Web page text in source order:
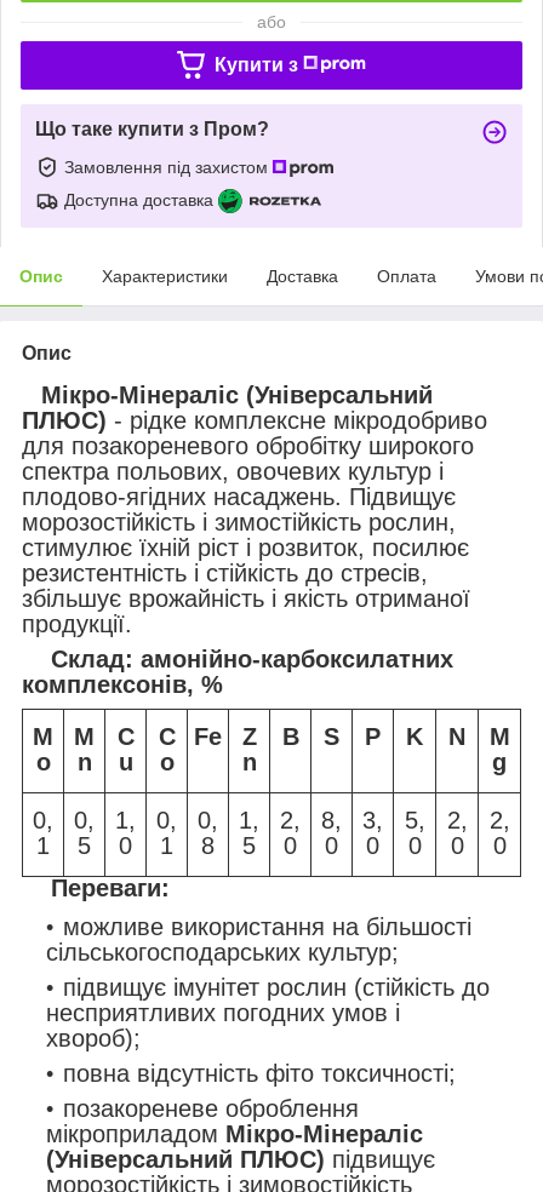
або
Купити з
Що таке купити з Пром?
Замовлення під захистом
Доступна доставка
Опис Характеристики Доставка Оплата Умови
Опис
Мікро-Мінераліс (Універсальний
ПЛЮС) - рідке комплексне мікродобриво
для позакореневого обробітку широкого
спектра польових, овочевих культур і
плодово-ягідних насаджень. Підвищує
морозостійкість і зимостійкість рослин,
стимулює їхній ріст і розвиток, посилює
резистентність і стійкість до стресів,
збільшує врожайність і якість отриманої
продукції.
Склад: амонійно-карбоксилатних
комплексонів, %
М
о
M
n
C
u
С
о
Fe
Z
n
B S P K N
M
g
0,
1
0,
5
1,
0
0,
1
0,
8
1,
5
2,
0
8,
0
3,
0
5,
0
2,
0
2,
0
Переваги:
можливе використання на більшості
сільськогосподарських культур;
підвищує імунітет рослин (стійкість до
несприятливих погодних умов і
хвороб);
повна відсутність фіто токсичності;
позакореневе оброблення
мікроприладом Мікро-Мінераліс
(Універсальний ПЛЮС) підвищує
морозостійкість і зимовостійкість